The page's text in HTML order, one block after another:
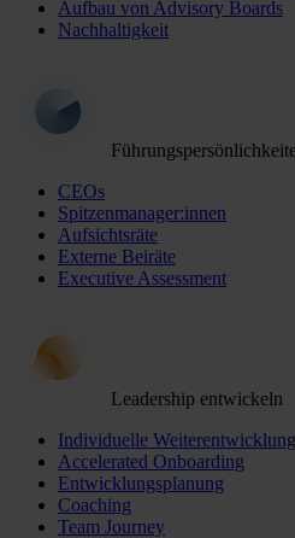
Aufbau von Advisory Boards
Nachhaltigkeit
CEOs
Spitzenmanager:innen
Aufsichtsräte
Externe Beiräte
Executive Assessment
Leadership entwickeln
Individuelle Weiterentwicklung
Accelerated Onboarding
Entwicklungsplanung
Coaching
Team Journey